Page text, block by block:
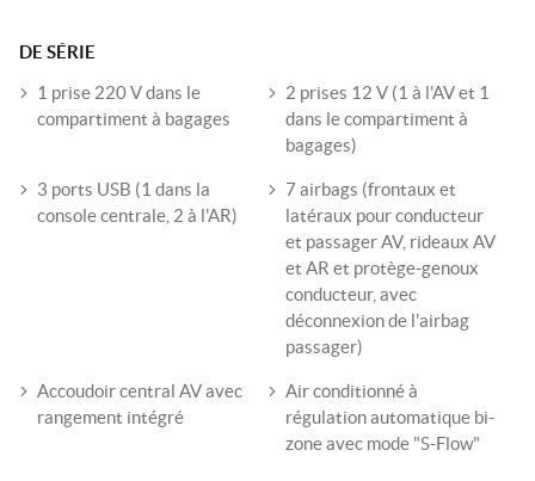
DE SÉRIE
1 prise 220 V dans le
compartiment à bagages
2 prises 12 V (1 à l'AV et 1
dans le compartiment à
bagages)
3 ports USB (1 dans la
console centrale, 2 à l'AR)
7 airbags (frontaux et
latéraux pour conducteur
et passager AV, rideaux AV
et AR et protège-genoux
conducteur, avec
déconnexion de l'airbag
passager)
Accoudoir central AV avec
rangement intégré
Air conditionné à
régulation automatique bi-
zone avec mode "S-Flow"